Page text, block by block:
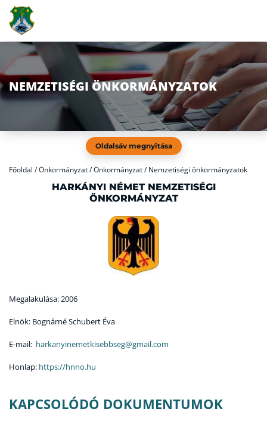
NEMZETISÉGI ÖNKORMÁNYZATOK
Oldalsáv megnyitása
Főoldal /Önkormányzat / Önkormányzat / Nemzetiségi önkormányzatok
HARKÁNYI NÉMET NEMZETISÉGI
ÖNKORMÁNYZAT
Megalakulása: 2006
Elnök: Bognárné Schubert Éva
E-mail: harkanyinemetkisebbseg@gmail.com
Honlap: https://hnno.hu
KAPCSOLÓDÓ DOKUMENTUMOK